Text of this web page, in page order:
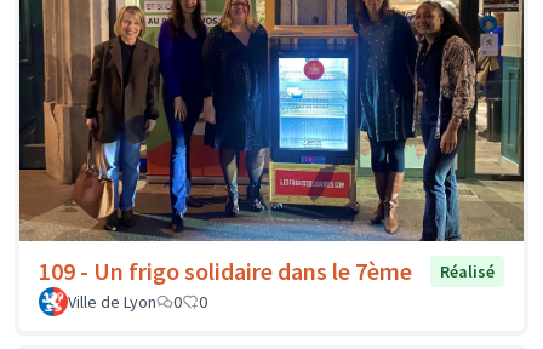
109 - Un frigo solidaire dans le 7ème
Réalisé
Ville de Lyon
0 0